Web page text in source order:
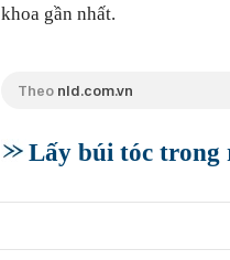
khoa gần nhất.
Theo nld.com.vn
Lấy búi tóc trong